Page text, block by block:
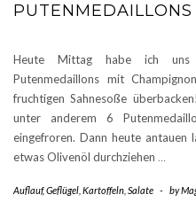
PUTENMEDAILLONS
Heute Mittag habe ich uns
Putenmedaillons mit
fruchtigen Sahnesoße
unter anderem 6
eingefroren. Dann heute antauen
etwas Olivenöl durchziehen …
Auflauf,Geflügel Kartoffeln Salate - by